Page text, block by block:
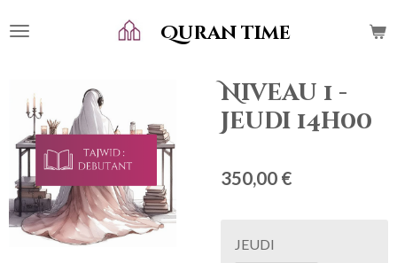
au
Quran time
Niveau 1 -
Jeudi 14h00
350,00 €
JEUDI